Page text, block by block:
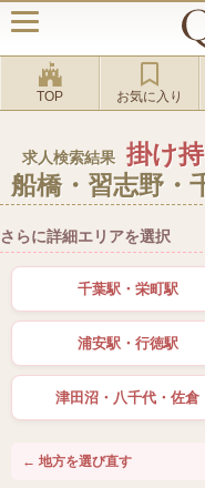
TOP お気に入り
求人検索結果
掛け
船橋・習志野・
さらに詳細エリアを選択
千葉駅・栄町駅
浦安駅・行徳駅
津田沼・八千代・佐倉
← 地方を選び直す